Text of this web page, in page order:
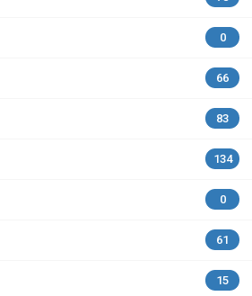
0
66
83
134
0
61
15